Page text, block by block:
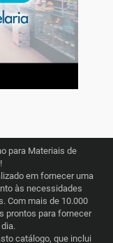
para Materiais de
em fornecer uma
às necessidades
Com mais de 10.000
prontos para fornecer
catálogo, que inclui